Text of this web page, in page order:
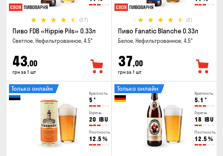
(27)
Пиво FDB «Hippie Pils» 0.33л
Светлое, Нефильтрованное, 4.5°
43,00
грн за 1 шт
(2)
Пиво Fanatic Blanche 0.33л
Белое, Нефильтрованное, 4.5°
37,00
грн за 1 шт
Крепость
5 °
Горечь
20 IBU
Плотность
12.5 %
Только онлайн
Крепость
5.1 °
Горечь
18 IBU
Плотность
12.5 %
Только онлайн